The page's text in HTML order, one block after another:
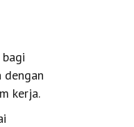
dengan
kerja.